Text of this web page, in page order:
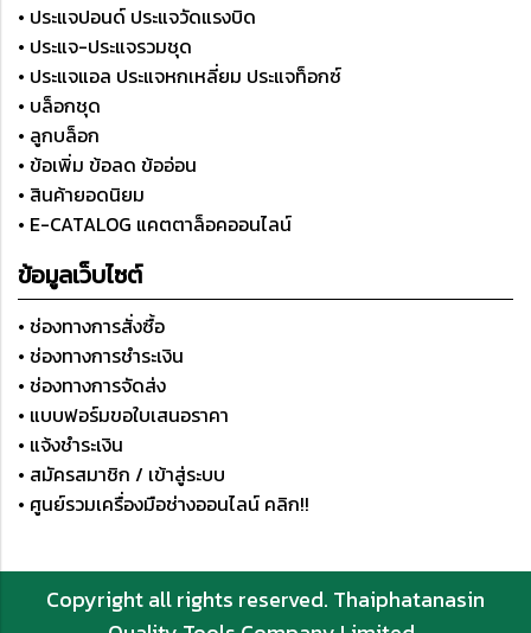
• ประแจปอนด์ ประแจวัดแรงบิด
• ประแจ-ประแจรวมชุด
• ประแจแอล ประแจหกเหลี่ยม ประแจท็อกซ์
• บล็อกชุด
• ลูกบล็อก
• ข้อเพิ่ม ข้อลด ข้ออ่อน
• สินค้ายอดนิยม
• E-CATALOG แคตตาล็อคออนไลน์
ข้อมูลเว็บไซต์
• ช่องทางการสั่งซื้อ
• ช่องทางการชำระเงิน
• ช่องทางการจัดส่ง
• แบบฟอร์มขอใบเสนอราคา
• แจ้งชำระเงิน
• สมัครสมาชิก / เข้าสู่ระบบ
• ศูนย์รวมเครื่องมือช่างออนไลน์ คลิก!!
Copyright all rights reserved. Thaiphatanasin